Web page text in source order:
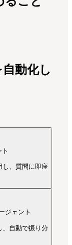
動化し
し、質問に即座
ジェント
、自動で振り分